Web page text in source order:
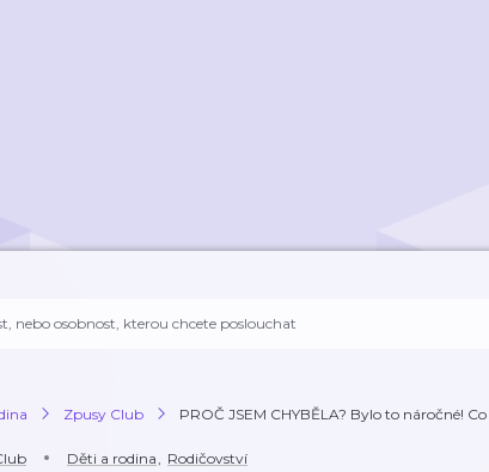
Zpusy Club PROČ JSEM CHYBĚLA? Bylo to náročné! Co
Děti a rodina, Rodičovství